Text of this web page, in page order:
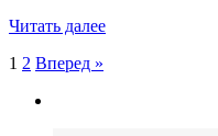
Читать далее
Пагинация
записей
1 2 Вперед »